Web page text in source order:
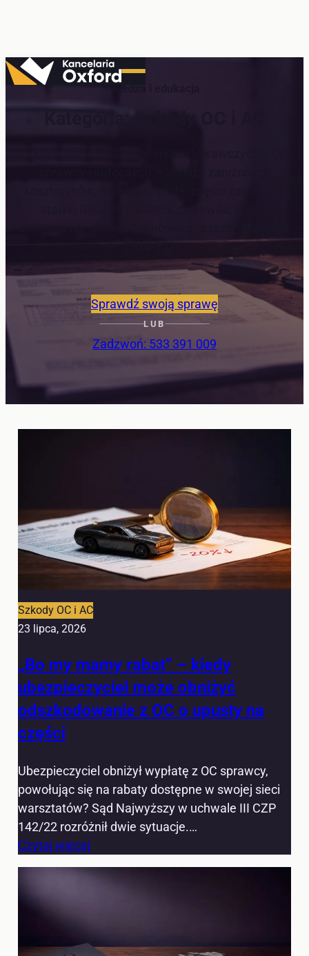
Przejdź
do
Sprawdź swoją sprawę
LUB
Zadzwoń: 533 391 009
Szkody OC i AC
23 lipca, 2026
„Bo my mamy rabat” – kiedy
ubezpieczyciel może obniżyć
odszkodowanie z OC o upusty na
części
Ubezpieczyciel obniżył wypłatę z OC sprawcy,
powołując się na rabaty dostępne w swojej sieci
warsztatów? Sąd Najwyższy w uchwale III CZP
142/22 rozróżnił dwie sytuacje.…
Czytaj więcej